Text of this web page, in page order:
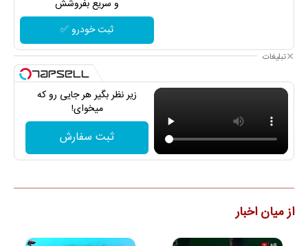
و سریع بفروشش
ثبت خودرو ✅
تبلیغات
زیر نظر بگیر هر جایی رو که
میخوای!
ثبت سفارش
از میان اخبار